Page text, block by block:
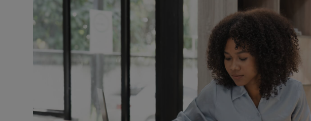
Conseils fiscalité d’entreprise
Déficit foncier
Loi Pinel
Anciens dispositifs
Investissement locatif